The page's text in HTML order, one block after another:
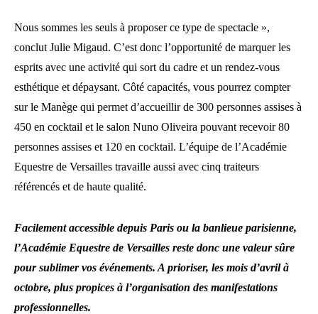
Nous sommes les seuls à proposer ce type de spectacle »,
conclut Julie Migaud. C’est donc l’opportunité de marquer les
esprits avec une activité qui sort du cadre et un rendez-vous
esthétique et dépaysant. Côté capacités, vous pourrez compter
sur le Manège qui permet d’accueillir de 300 personnes assises à
450 en cocktail et le salon Nuno Oliveira pouvant recevoir 80
personnes assises et 120 en cocktail. L’équipe de l’Académie
Equestre de Versailles travaille aussi avec cinq traiteurs
référencés et de haute qualité.
Facilement accessible depuis Paris ou la banlieue parisienne,
l’Académie Equestre de Versailles reste donc une valeur sûre
pour sublimer vos événements. A prioriser, les mois d’avril à
octobre, plus propices à l’organisation des manifestations
professionnelles.